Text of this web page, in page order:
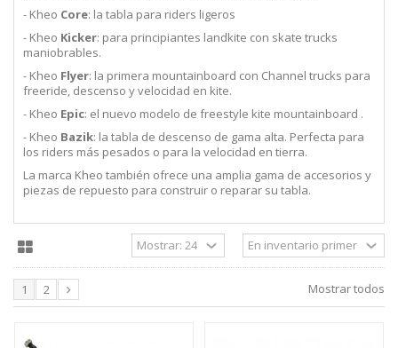
- Kheo Core: la tabla para riders ligeros
- Kheo Kicker: para principiantes landkite con skate trucks
maniobrables.
- Kheo Flyer: la primera mountainboard con Channel trucks para
freeride, descenso y velocidad en kite.
- Kheo Epic: el nuevo modelo de freestyle kite mountainboard .
- Kheo Bazik: la tabla de descenso de gama alta. Perfecta para
los riders más pesados o para la velocidad en tierra.
La marca Kheo también ofrece una amplia gama de accesorios y
piezas de repuesto para construir o reparar su tabla.
Mostrar todos
1 2